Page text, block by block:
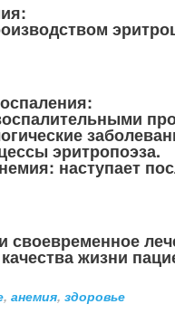
эритропоэза.
наступает
своевременное
жизни
, анемия, здоровье